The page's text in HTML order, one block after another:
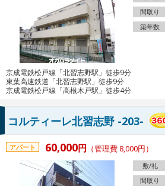
間取り
築年数
京成電鉄松戸線「北習志野駅」徒歩9分
東葉高速鉄道「北習志野駅」徒歩9分
京成電鉄松戸線「高根木戸駅」徒歩4分
コルティーレ北習志野 -203-
アパート 60,000円 （管理費 8,000円）
敷/礼
間取り